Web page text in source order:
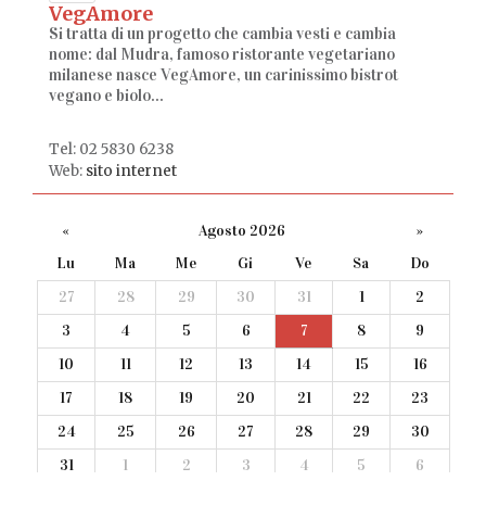
VegAmore
Si tratta di un progetto che cambia vesti e cambia
nome: dal Mudra, famoso ristorante vegetariano
milanese nasce VegAmore, un carinissimo bistrot
vegano e biolo...
Tel: 02 5830 6238
Web: sito internet
« Agosto 2026
»
Lu
Ma Me Gi Ve Sa
Do
27
28 29 30 31 1
2
3
4 5 6 7 8
9
10
11 12 13 14 15
16
17
18 19 20 21 22
23
24
25 26 27 28 29
30
31
1 2 3 4 5 6